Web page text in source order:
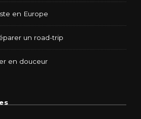
en Europe
un road-trip
en douceur